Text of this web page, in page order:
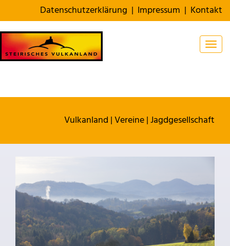
Datenschutzerklärung | Impressum | Kontakt
Vulkanland |Vereine|Jagdgesellschaft